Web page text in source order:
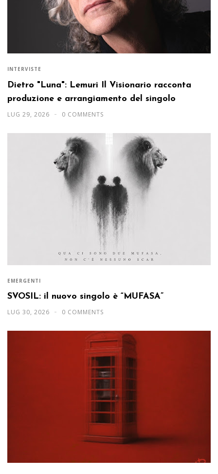
INTERVISTE
Dietro "Luna": Lemuri Il Visionario racconta
produzione e arrangiamento del singolo
LUG 29, 2026 0 COMMENTS
EMERGENTI
SVOSIL: il nuovo singolo è “MUFASA”
LUG 30, 2026 0 COMMENTS